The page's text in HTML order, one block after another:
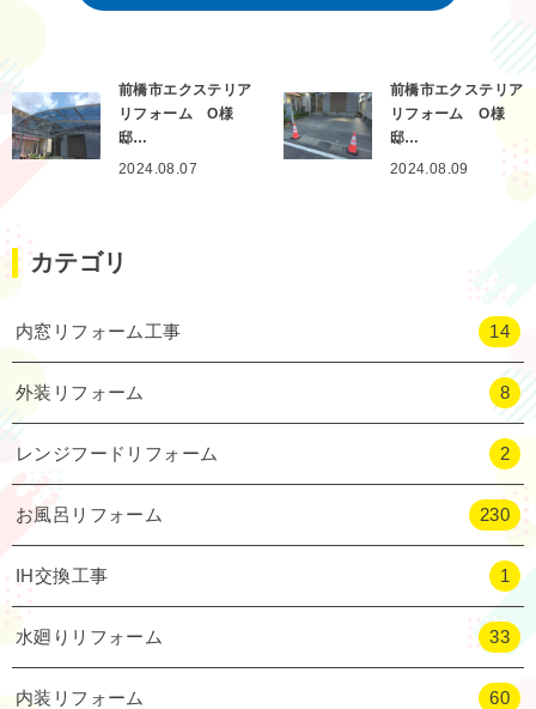
前橋市エクステリア
リフォーム O様
邸…
2024.08.07
前橋市エクステリア
リフォーム O様
邸…
2024.08.09
カテゴリ
内窓リフォーム工事 14
外装リフォーム 8
レンジフードリフォーム 2
お風呂リフォーム 230
IH交換工事 1
水廻りリフォーム 33
内装リフォーム 60